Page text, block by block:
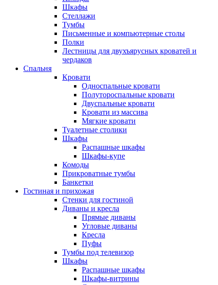
Шкафы
Стеллажи
Тумбы
Письменные и компьютерные столы
Полки
Лестницы для двухъярусных кроватей и
чердаков
Спальня
Кровати
Односпальные кровати
Полутороспальные кровати
Двуспальные кровати
Кровати из массива
Мягкие кровати
Туалетные столики
Шкафы
Распашные шкафы
Шкафы-купе
Комоды
Прикроватные тумбы
Банкетки
Гостиная и прихожая
Стенки для гостиной
Диваны и кресла
Прямые диваны
Угловые диваны
Кресла
Пуфы
Тумбы под телевизор
Шкафы
Распашные шкафы
Шкафы-витрины